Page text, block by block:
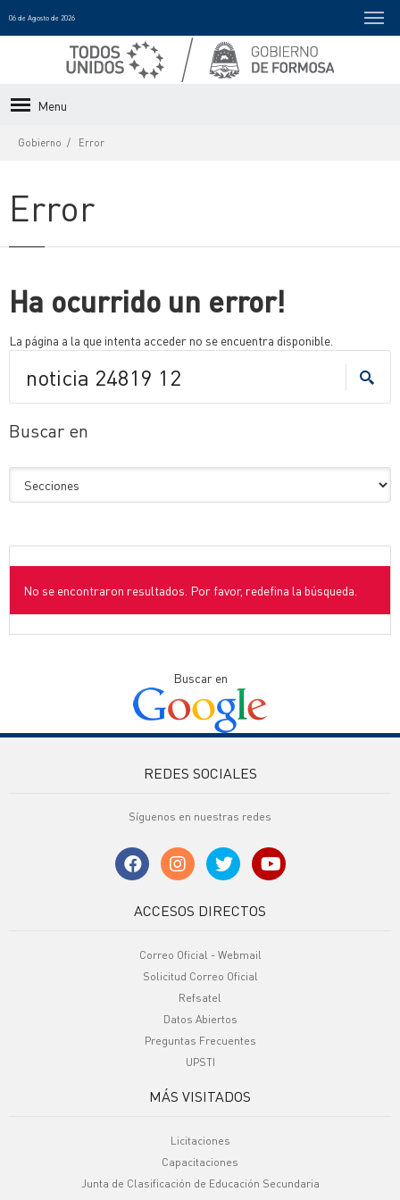
06 de Agosto de 2026
Menu
Gobierno Error
Error
Ha ocurrido un error!
La página a la que intenta acceder no se encuentra disponible.
Buscar en
No se encontraron resultados. Por favor, redefina la búsqueda.
Buscar en
REDES SOCIALES
Síguenos en nuestras redes
ACCESOS DIRECTOS
Correo Oficial - Webmail
Solicitud Correo Oficial
Refsatel
Datos Abiertos
Preguntas Frecuentes
UPSTI
MÁS VISITADOS
Licitaciones
Capacitaciones
Junta de Clasificación de Educación Secundaria